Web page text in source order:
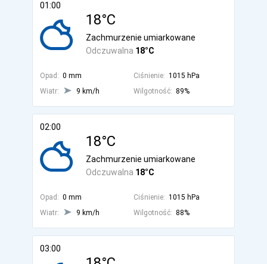
01:00
18°C
Odczuwalna 18°C
Zachmurzenie umiarkowane
Opad: 0 mm Ciśnienie: 1015 hPa
Wiatr:
9 km/h Wilgotność: 89%
02:00
18°C
Odczuwalna 18°C
Zachmurzenie umiarkowane
Opad: 0 mm Ciśnienie: 1015 hPa
Wiatr:
9 km/h Wilgotność: 88%
03:00